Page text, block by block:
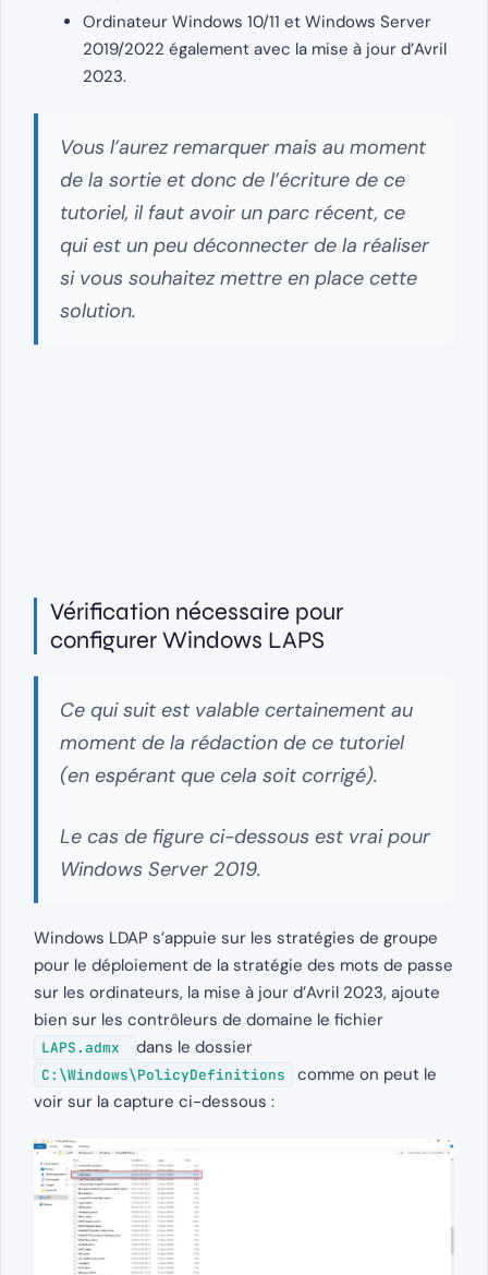
Ordinateur Windows 10/11 et Windows Server
2019/2022 également avec la mise à jour d’Avril
2023.
Vous l’aurez remarquer mais au moment
de la sortie et donc de l’écriture de ce
tutoriel, il faut avoir un parc récent, ce
qui est un peu déconnecter de la réaliser
si vous souhaitez mettre en place cette
solution.
Vérification nécessaire pour
configurer Windows LAPS
Ce qui suit est valable certainement au
moment de la rédaction de ce tutoriel
(en espérant que cela soit corrigé).
Le cas de figure ci-dessous est vrai pour
Windows Server 2019.
Windows LDAP s’appuie sur les stratégies de groupe
pour le déploiement de la stratégie des mots de passe
sur les ordinateurs, la mise à jour d’Avril 2023, ajoute
bien sur les contrôleurs de domaine le fichier
LAPS.admx dans le dossier
C:\Windows\PolicyDefinitions
comme on peut le
voir sur la capture ci-dessous :